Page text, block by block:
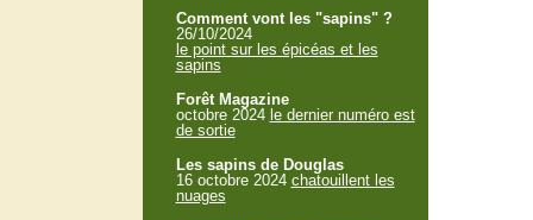
Comment vont les "sapins" ?
26/10/2024
le point sur les épicéas et les
sapins
Forêt Magazine
octobre 2024 le dernier numéro est
de sortie
Les sapins de Douglas
16 octobre 2024 chatouillent les
nuages